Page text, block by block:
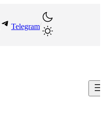
Telegram